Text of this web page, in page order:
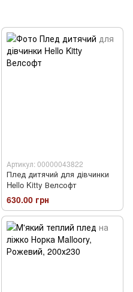
Артикул: 00000043822
Плед дитячий для дівчинки
Hello Kitty Велсофт
630.00 грн